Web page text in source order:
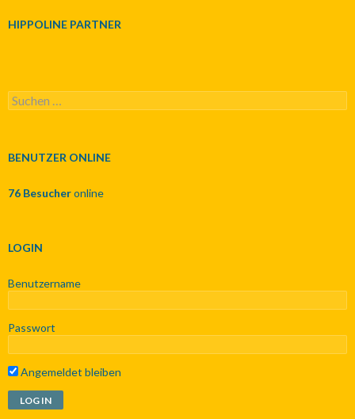
HIPPOLINE PARTNER
S
u
e
a
BENUTZER ONLINE
76 Besucheronline
LOGIN
Benutzername
Passwort
Angemeldet bleiben